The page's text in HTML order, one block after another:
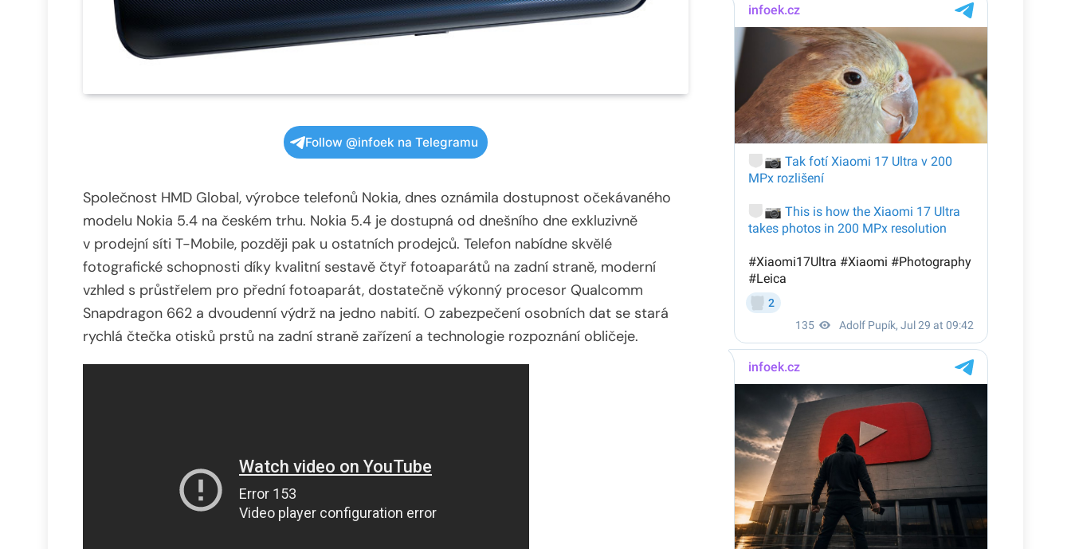
Follow @infoek na Telegramu
Společnost HMD Global, výrobce telefonů Nokia, dnes oznámila dostupnost očekávaného
modelu Nokia 5.4 na českém trhu. Nokia 5.4 je dostupná od dnešního dne exkluzivně
v prodejní síti T-Mobile, později pak u ostatních prodejců. Telefon nabídne skvělé
fotografické schopnosti díky kvalitní sestavě čtyř fotoaparátů na zadní straně, moderní
vzhled s průstřelem pro přední fotoaparát, dostatečně výkonný procesor Qualcomm
Snapdragon 662 a dvoudenní výdrž na jedno nabití. O zabezpečení osobních dat se stará
rychlá čtečka otisků prstů na zadní straně zařízení a technologie rozpoznání obličeje.